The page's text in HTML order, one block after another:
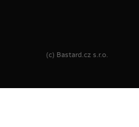
(c) Bastard.cz s.r.o.